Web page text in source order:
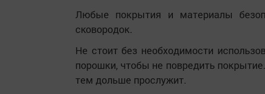
Любые покрытия и материалы
сковородок.
Не стоит без необходимости
порошки, чтобы не повредить
тем дольше прослужит.